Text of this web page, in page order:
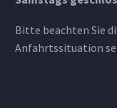
Bitte beachten Sie
Anfahrtssituation